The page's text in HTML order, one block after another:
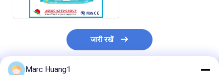
जारी रखें
Marc Huang1